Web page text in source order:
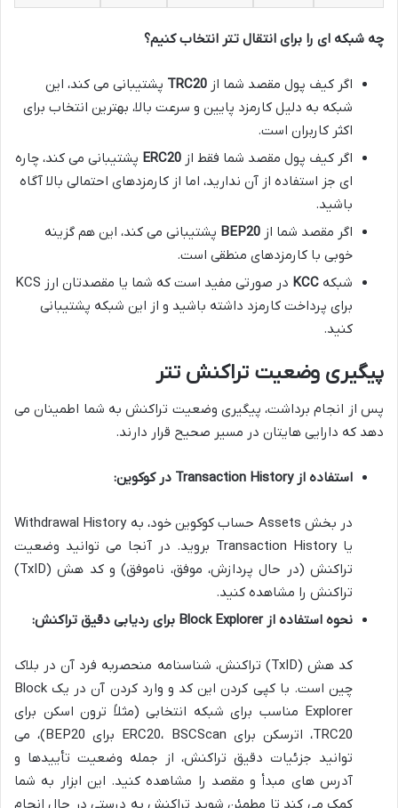
چه شبکه ای را برای انتقال تتر انتخاب کنیم؟
اگر کیف پول مقصد شما از TRC20 پشتیبانی می کند، این
شبکه به دلیل کارمزد پایین و سرعت بالا، بهترین انتخاب برای
اکثر کاربران است.
اگر کیف پول مقصد شما فقط از ERC20 پشتیبانی می کند، چاره
ای جز استفاده از آن ندارید، اما از کارمزدهای احتمالی بالا آگاه
باشید.
اگر مقصد شما از BEP20 پشتیبانی می کند، این هم گزینه
خوبی با کارمزدهای منطقی است.
شبکه KCC
در صورتی مفید است که شما یا مقصدتان ارز KCS
برای پرداخت کارمزد داشته باشید و از این شبکه پشتیبانی
کنید.
پیگیری وضعیت تراکنش تتر
پس از انجام برداشت، پیگیری وضعیت تراکنش به شما اطمینان می
دهد که دارایی هایتان در مسیر صحیح قرار دارند.
استفاده از Transaction History در کوکوین:
در بخش Assets حساب کوکوین خود، به Withdrawal History
یا Transaction History بروید. در آنجا می توانید وضعیت
تراکنش (در حال پردازش، موفق، ناموفق) و کد هش (TxID)
تراکنش را مشاهده کنید.
نحوه استفاده از Block Explorer برای ردیابی دقیق تراکنش:
کد هش (TxID) تراکنش، شناسنامه منحصربه فرد آن در بلاک
چین است. با کپی کردن این کد و وارد کردن آن در یک Block
Explorer مناسب برای شبکه انتخابی (مثلاً ترون اسکن برای
TRC20، اترسکن برای ERC20، BSCScan برای BEP20)، می
توانید جزئیات دقیق تراکنش، از جمله وضعیت تأییدها و
آدرس های مبدأ و مقصد را مشاهده کنید. این ابزار به شما
کمک می کند تا مطمئن شوید تراکنش به درستی در حال انجام